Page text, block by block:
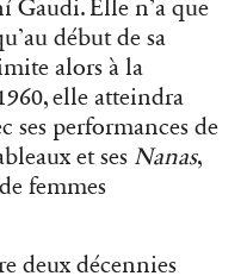
Gaudi. Elle n’a que
début de sa
alors à la
elle atteindra
ses performances de
et ses Nanas,
femmes
deux décennies